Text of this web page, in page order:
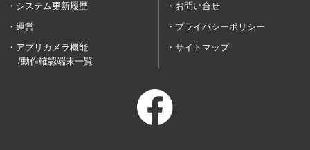
システム更新履歴
お問い合せ
運営
プライバシーポリシー
アプリカメラ機能
/動作確認端末一覧
サイトマップ